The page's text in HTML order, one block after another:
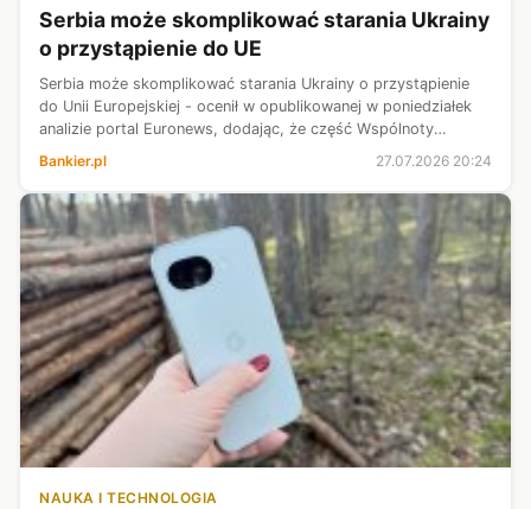
Serbia może skomplikować starania Ukrainy
o przystąpienie do UE
Serbia może skomplikować starania Ukrainy o przystąpienie
do Unii Europejskiej - ocenił w opublikowanej w poniedziałek
analizie portal Euronews, dodając, że część Wspólnoty
równowagi geograficznej.
Bankier.pl 27.07.2026 20:24
NAUKA I TECHNOLOGIA